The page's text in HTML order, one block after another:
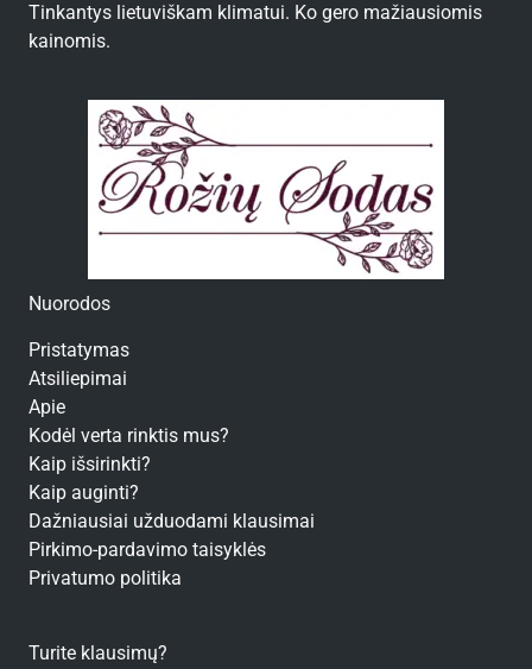
Tinkantys lietuviškam klimatui. Ko gero mažiausiomis
kainomis.
Nuorodos
Pristatymas
Atsiliepimai
Apie
Kodėl verta rinktis mus?
Kaip išsirinkti?
Kaip auginti?
Dažniausiai užduodami klausimai
Pirkimo-pardavimo taisyklės
Privatumo politika
Turite klausimų?